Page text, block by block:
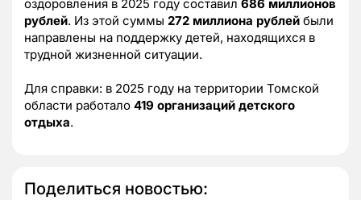
оздоровления в 2025 году составил 686 миллионов
рублей. Из этой суммы 272 миллиона рублей были
направлены на поддержку детей, находящихся в
трудной жизненной ситуации.
Для справки: в 2025 году на территории Томской
области работало 419 организаций детского
отдыха.
Поделиться новостью: